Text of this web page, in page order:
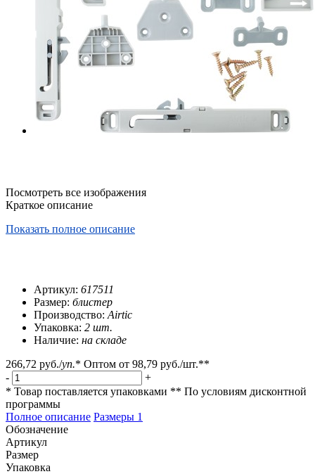
Посмотреть все изображения
Краткое описание
Показать полное описание
Артикул: 617511
Размер: блистер
Производство: Airtic
Упаковка: 2 шт.
Наличие: на складе
266,72 руб./уп.* Оптом от 98,79 руб./шт.**
-
+
* Товар поставляется упаковками ** По условиям дисконтной
программы
Полное описание Размеры 1
Обозначение
Артикул
Размер
Упаковка